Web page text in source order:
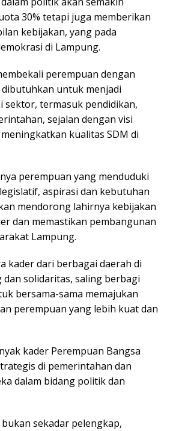
30% tetapi juga memberikan
kebijakan, yang pada
di Lampung.
perempuan dengan
untuk menjadi
sektor, termasuk pendidikan,
sejalan dengan visi
kualitas SDM di
perempuan yang menduduki
aspirasi dan kebutuhan
mendorong lahirnya kebijakan
dan memastikan pembangunan
Lampung.
kader dari berbagai daerah di
solidaritas, saling berbagi
bersama-sama memajukan
perempuan yang lebih kuat dan
kader Perempuan Bangsa
di pemerintahan dan
dalam bidang politik dan
sekadar pelengkap,